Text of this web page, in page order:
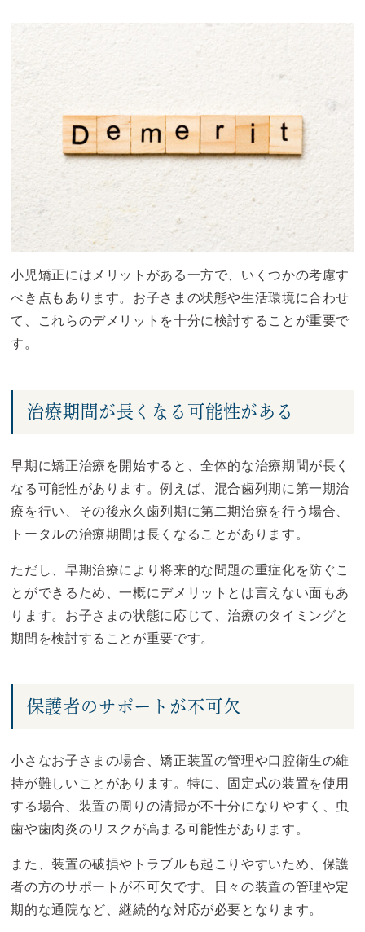
小児矯正にはメリットがある一方で、いくつかの考慮す
べき点もあります。お子さまの状態や生活環境に合わせ
て、これらのデメリットを十分に検討することが重要で
す。
治療期間が長くなる可能性がある
早期に矯正治療を開始すると、全体的な治療期間が長く
なる可能性があります。例えば、混合歯列期に第一期治
療を行い、その後永久歯列期に第二期治療を行う場合、
トータルの治療期間は長くなることがあります。
ただし、早期治療により将来的な問題の重症化を防ぐこ
とができるため、一概にデメリットとは言えない面もあ
ります。お子さまの状態に応じて、治療のタイミングと
期間を検討することが重要です。
保護者のサポートが不可欠
小さなお子さまの場合、矯正装置の管理や口腔衛生の維
持が難しいことがあります。特に、固定式の装置を使用
する場合、装置の周りの清掃が不十分になりやすく、虫
歯や歯肉炎のリスクが高まる可能性があります。
また、装置の破損やトラブルも起こりやすいため、保護
者の方のサポートが不可欠です。日々の装置の管理や定
期的な通院など、継続的な対応が必要となります。